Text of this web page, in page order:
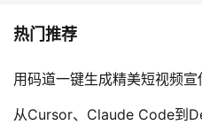
热门推荐
用码道一键生成精美短视频宣
从Cursor、Claude Code到